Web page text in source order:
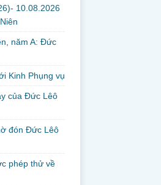
10.08.2026
năm A: Đức
Kinh Phụng vụ
của Đức Lêô
đón Đức Lêô
phép thử về